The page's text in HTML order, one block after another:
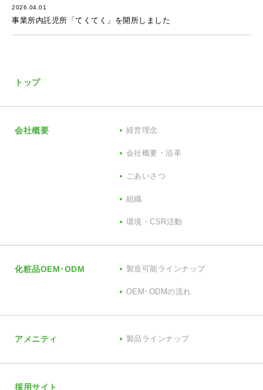
2026.04.01
事業所内託児所「てくてく」を開所しました
トップ
会社概要 経営理念
会社概要・沿革
ごあいさつ
組織
環境・CSR活動
化粧品OEM･ODM 製造可能ラインナップ
OEM･ODMの流れ
アメニティ 製品ラインナップ
採用サイト